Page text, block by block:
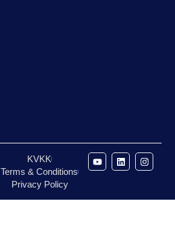
KVKK
Terms & Conditions
Privacy Policy